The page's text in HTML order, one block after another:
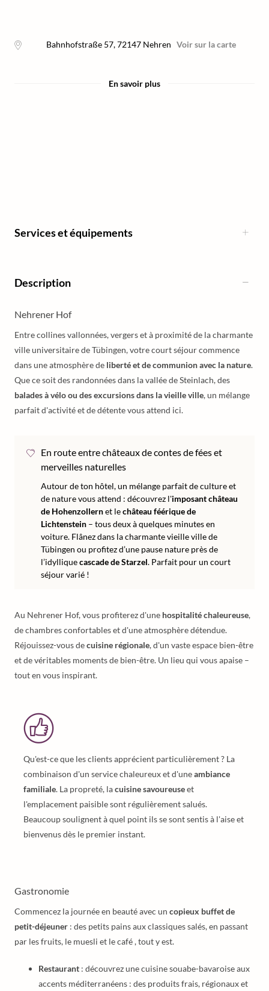
Bahnhofstraße 57,72147 Nehren Voir sur la carte
En savoir plus
Services et équipements
Description
Nehrener Hof
Entre collines vallonnées, vergers et à proximité de la charmante
ville universitaire de Tübingen, votre court séjour commence
dans une atmosphère de liberté et de communion avec la nature.
Que ce soit des randonnées dans la vallée de Steinlach, des
balades à vélo ou des excursions dans la vieille ville, un mélange
parfait d'activité et de détente vous attend ici.
En route entre châteaux de contes de fées et
merveilles naturelles
Autour de ton hôtel, un mélange parfait de culture et
de nature vous attend : découvrez l'imposant château
de Hohenzollernet lechâteau féérique de
Lichtenstein – tous deux à quelques minutes en
voiture. Flânez dans la charmante vieille ville de
Tübingen ou profitez d’une pause nature près de
l’idylliquecascade de Starzel. Parfait pour un court
séjour varié !
Au Nehrener Hof, vous profiterez d'une hospitalité chaleureuse,
de chambres confortables et d'une atmosphère détendue.
Réjouissez-vous decuisine régionale, d'un vaste espace bien-être
et de véritables moments de bien-être. Un lieu qui vous apaise –
tout en vous inspirant.
Qu'est-ce que les clients apprécient particulièrement ? La
combinaison d'un service chaleureux et d'uneambiance
familiale. La propreté, lacuisine savoureuseet
l'emplacement paisible sont régulièrement salués.
Beaucoup soulignent à quel point ils se sont sentis à l'aise et
bienvenus dès le premier instant.
Gastronomie
Commencez la journée en beauté avec un copieux buffet de
petit-déjeuner : des petits pains aux classiques salés, en passant
par les fruits, le muesli et le café , tout y est.
Restaurant : découvrez une cuisine souabe-bavaroise aux
accents méditerranéens : des produits frais, régionaux et